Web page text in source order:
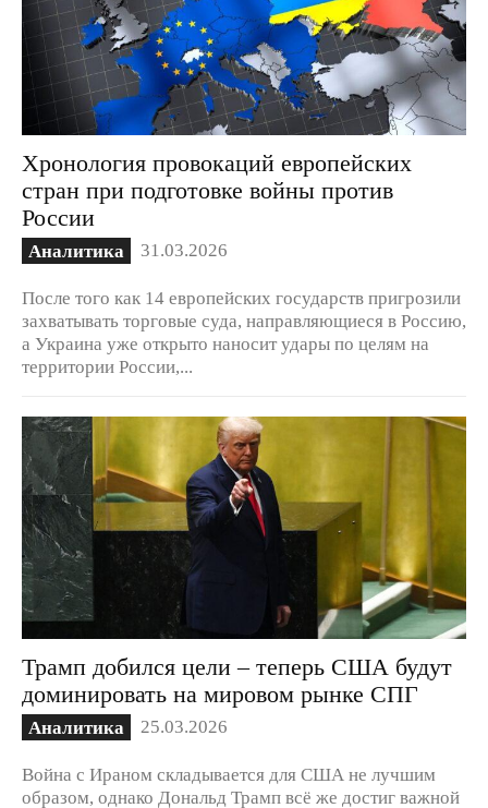
Хронология провокаций европейских
стран при подготовке войны против
России
Аналитика 31.03.2026
После того как 14 европейских государств пригрозили
захватывать торговые суда, направляющиеся в Россию,
а Украина уже открыто наносит удары по целям на
территории России,...
Трамп добился цели – теперь США будут
доминировать на мировом рынке СПГ
Аналитика 25.03.2026
Война с Ираном складывается для США не лучшим
образом, однако Дональд Трамп всё же достиг важной